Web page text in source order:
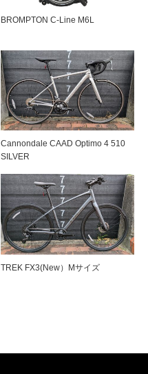
BROMPTON C-Line M6L
Cannondale CAAD Optimo 4 510
SILVER
TREK FX3(New）Mサイズ